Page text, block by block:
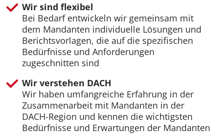
Wir sind flexibel
Bei Bedarf entwickeln wir gemeinsam mit
dem Mandanten individuelle Lösungen und
Berichtsvorlagen, die auf die spezifischen
Bedürfnisse und Anforderungen
zugeschnitten sind
Wir verstehen DACH
Wir haben umfangreiche Erfahrung in der
Zusammenarbeit mit Mandanten in der
DACH-Region und kennen die wichtigsten
Bedürfnisse und Erwartungen der Mandanten